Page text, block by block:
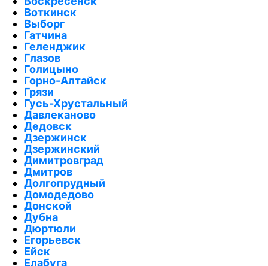
Воткинск
Выборг
Гатчина
Геленджик
Глазов
Голицыно
Горно-Алтайск
Грязи
Гусь-Хрустальный
Давлеканово
Дедовск
Дзержинск
Дзержинский
Димитровград
Дмитров
Долгопрудный
Домодедово
Донской
Дубна
Дюртюли
Егорьевск
Ейск
Елабуга